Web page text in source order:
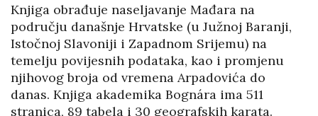
Knjiga obrađuje naseljavanje Mađara na
području današnje Hrvatske (u Južnoj Baranji,
Istočnoj Slavoniji i Zapadnom Srijemu) na
temelju povijesnih podataka, kao i promjenu
njihovog broja od vremena Arpadovića do
danas. Knjiga akademika Bognára ima 511
stranica, 89 tabela i 30 geografskih karata.